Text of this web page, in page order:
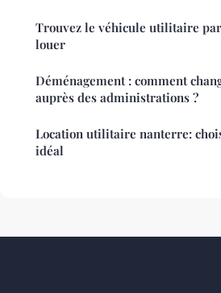
Trouvez le véhicule utilitaire
louer
Déménagement : comment
auprès des administrations ?
Location utilitaire nanterre:
idéal